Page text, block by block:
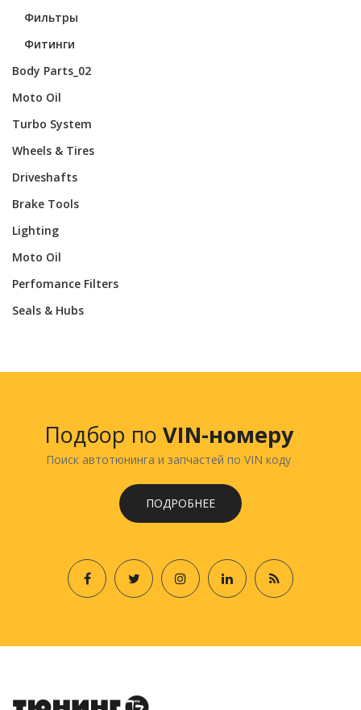
Фильтры
Фитинги
Body Parts_02
Moto Oil
Turbo System
Wheels & Tires
Driveshafts
Brake Tools
Lighting
Moto Oil
Perfomance Filters
Seals & Hubs
Подбор по VIN-номеру
Поиск автотюнинга и запчастей по VIN коду
ПОДРОБНЕЕ